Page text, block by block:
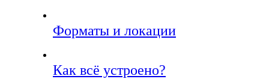
Форматы и локации
Как всё устроено?